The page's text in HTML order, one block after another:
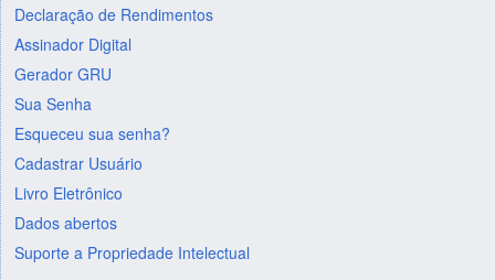
Declaração de Rendimentos
Assinador Digital
Gerador GRU
Sua Senha
Esqueceu sua senha?
Cadastrar Usuário
Livro Eletrônico
Dados abertos
Suporte a Propriedade Intelectual